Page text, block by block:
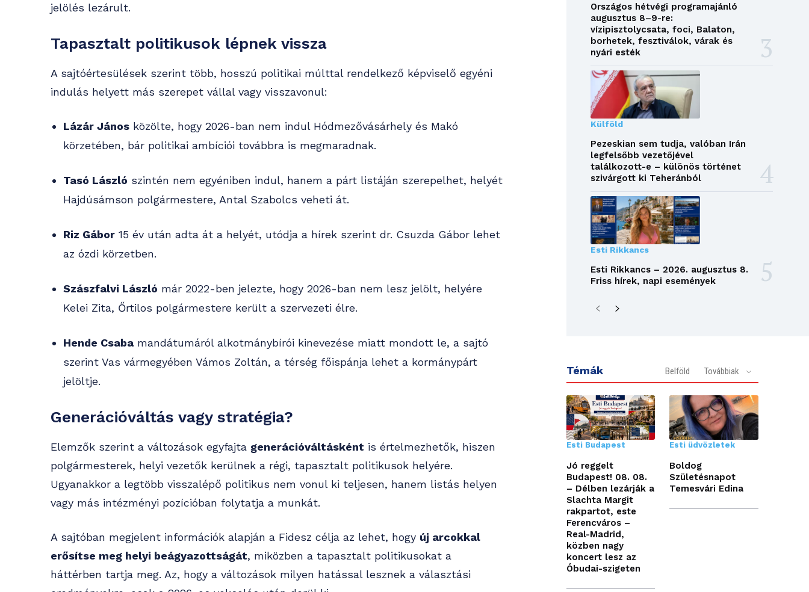
jelölés lezárult.
Tapasztalt politikusok lépnek vissza
A sajtóértesülések szerint több, hosszú politikai múlttal rendelkező képviselő egyéni
indulás helyett más szerepet vállal vagy visszavonul:
Lázár János közölte, hogy 2026-ban nem indul Hódmezővásárhely és Makó
körzetében, bár politikai ambíciói továbbra is megmaradnak.
Tasó László szintén nem egyéniben indul, hanem a párt listáján szerepelhet, helyét
Hajdúsámson polgármestere, Antal Szabolcs veheti át.
Riz Gábor 15 év után adta át a helyét, utódja a hírek szerint dr. Csuzda Gábor lehet
az ózdi körzetben.
Szászfalvi László már 2022-ben jelezte, hogy 2026-ban nem lesz jelölt, helyére
Kelei Zita, Őrtilos polgármestere került a szervezeti élre.
Hende Csaba mandátumáról alkotmánybírói kinevezése miatt mondott le, a sajtó
szerint Vas vármegyében Vámos Zoltán, a térség főispánja lehet a kormánypárt
jelöltje.
Generációváltás vagy stratégia?
Elemzők szerint a változások egyfajta generációváltásként is értelmezhetők, hiszen
polgármesterek, helyi vezetők kerülnek a régi, tapasztalt politikusok helyére.
Ugyanakkor a legtöbb visszalépő politikus nem vonul ki teljesen, hanem listás helyen
vagy más intézményi pozícióban folytatja a munkát.
A sajtóban megjelent információk alapján a Fidesz célja az lehet, hogy új arcokkal
erősítse meg helyi beágyazottságát, miközben a tapasztalt politikusokat a
háttérben tartja meg. Az, hogy a változások milyen hatással lesznek a választási
Országos hétvégi programajánló
augusztus 8–9-re:
vízipisztolycsata, foci, Balaton,
borhetek, fesztiválok, várak és
nyári esték
Külföld
Pezeskian sem tudja, valóban Irán
legfelsőbb vezetőjével
találkozott-e – különös történet
szivárgott ki Teheránból
Esti Rikkancs
Esti Rikkancs – 2026. augusztus 8.
Friss hírek, napi események
Témák Belföld Továbbiak
Esti Budapest
Jó reggelt
Budapest! 08. 08.
– Délben lezárják a
Slachta Margit
rakpartot, este
Ferencváros –
Real-Madrid,
közben nagy
koncert lesz az
Óbudai-szigeten
Esti üdvözletek
Boldog
Születésnapot
Temesvári Edina